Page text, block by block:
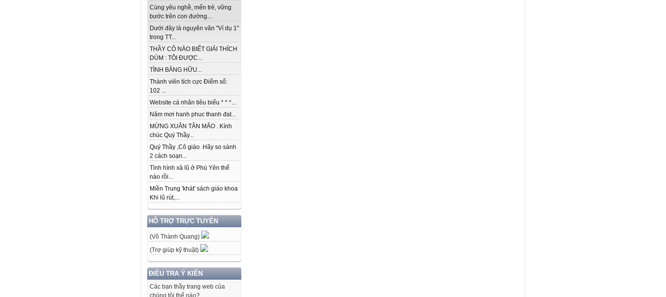
Cùng yêu nghề, mến trẻ, vững
bước trên con đường...
Dưới đây là nguyên văn "Ví dụ 1"
trong TT...
THẦY CÔ NÀO BIẾT GIẢI THÍCH
DÙM : TÔI ĐƯỢC...
TÌNH BẰNG HỮU...
Thành viên tích cực Điểm số:
102 ...
Website cá nhân tiêu biểu * * *...
Năm mơi hanh phuc thanh đat...
MỪNG XUÂN TÂN MÃO . Kính
chúc Quý Thầy...
Quý Thầy ,Cô giáo .Hãy so sánh
2 cách soạn...
Tình hình xả lũ ở Phú Yên thế
nào rồi...
Miền Trung 'khát' sách giáo khoa
Khi lũ rút,...
HỖ TRỢ TRỰC TUYẾN
(Võ Thành Quang)
(Trợ giúp kỹ thuật)
ĐIỀU TRA Ý KIẾN
Các bạn thầy trang web của
chúng tôi thế nào?